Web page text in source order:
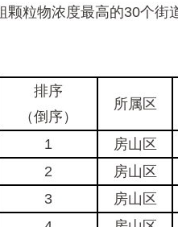
物浓度最高的30个街
排序
（倒序）
所属区
1 房山区
2
房山区
3
房山区